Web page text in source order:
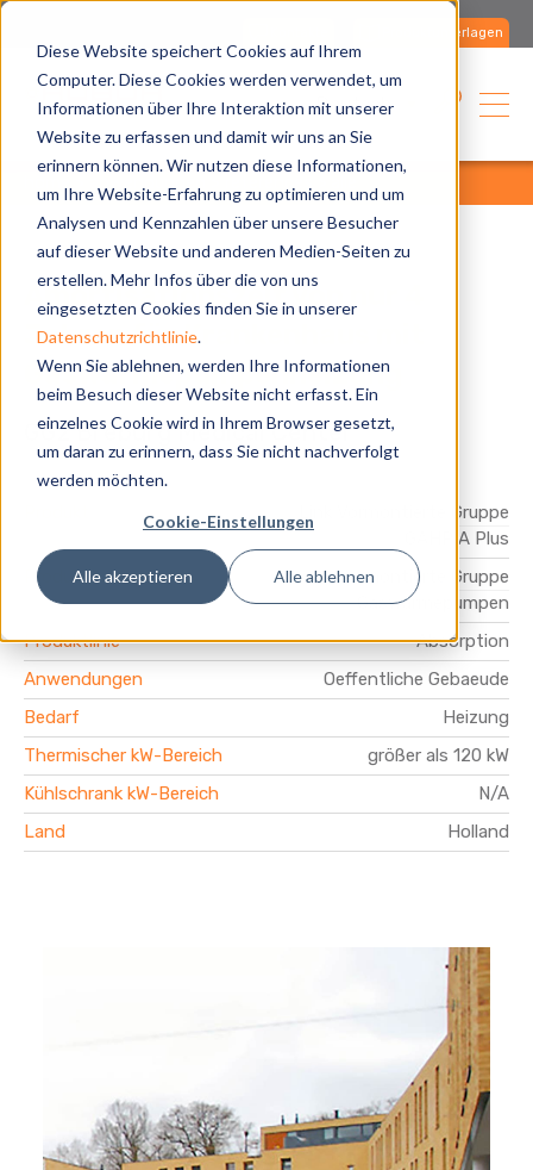
Diese Website speichert Cookies auf Ihrem
Computer. Diese Cookies werden verwendet, um
Informationen über Ihre Interaktion mit unserer
Website zu erfassen und damit wir uns an Sie
erinnern können. Wir nutzen diese Informationen,
um Ihre Website-Erfahrung zu optimieren und um
Analysen und Kennzahlen über unsere Besucher
auf dieser Website und anderen Medien-Seiten zu
erstellen. Mehr Infos über die von uns
eingesetzten Cookies finden Sie in unserer
Datenschutzrichtlinie.
Wenn Sie ablehnen, werden Ihre Informationen
beim Besuch dieser Website nicht erfasst. Ein
einzelnes Cookie wird in Ihrem Browser gesetzt,
um daran zu erinnern, dass Sie nicht nachverfolgt
werden möchten.
Cookie-Einstellungen
Alle akzeptieren Alle ablehnen
Produktunterlagen
Deutsch
Amortisationszeit von nur 4
Jahren für Krankenhaus mit
Gaswärmepumpenheizung
GGz Breburg Medical Center
Link Vormontierte Gruppe
GAHP A Plus
Produktpalette
Vormontierte Gruppe
Gaswärmepumpen
Produktlinie
Absorption
Anwendungen
Oeffentliche Gebaeude
Bedarf
Heizung
Thermischer kW-Bereich
größer als 120 kW
Kühlschrank kW-Bereich
N/A
Land
Holland